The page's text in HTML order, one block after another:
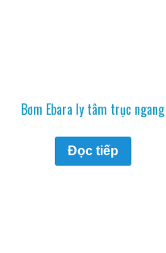
Bơm Ebara ly tâm trục ngang
Đọc tiếp